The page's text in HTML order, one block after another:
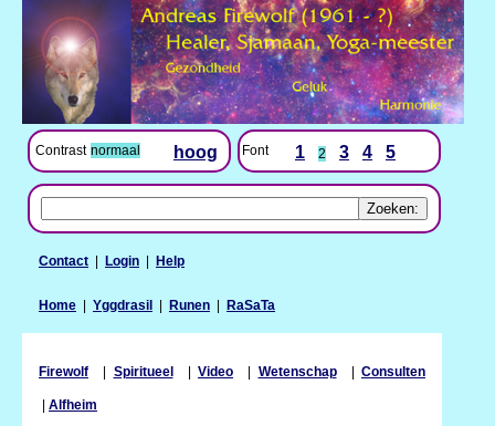
Contrast normaal hoog Font 1 2 3 4 5
Contact | Login | Help
Home | Yggdrasil | Runen | RaSaTa
Firewolf | Spiritueel| Video | Wetenschap| Consulten
| Alfheim